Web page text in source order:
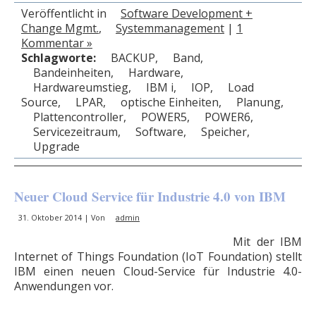
Veröffentlicht in
Software Development +
Change Mgmt., Systemmanagement | 1
Kommentar »
Schlagworte:
BACKUP, Band,
Bandeinheiten, Hardware,
Hardwareumstieg, IBM i, IOP,
Load
Source, LPAR, optische Einheiten, Planung,
Plattencontroller, POWER5, POWER6,
Servicezeitraum, Software, Speicher,
Upgrade
Neuer Cloud Service für Industrie 4.0 von IBM
31. Oktober 2014 | Von admin
Mit der IBM
Internet of Things Foundation (IoT Foundation) stellt
IBM einen neuen Cloud-Service für Industrie 4.0-
Anwendungen vor.